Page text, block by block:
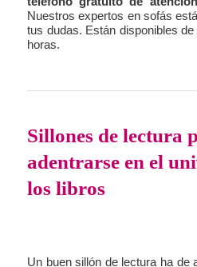
Nuestros expertos en sofás
tus dudas. Están disponibles
horas.
Sillones de lectura
adentrarse en el
los libros
Un buen sillón de lectura ha de